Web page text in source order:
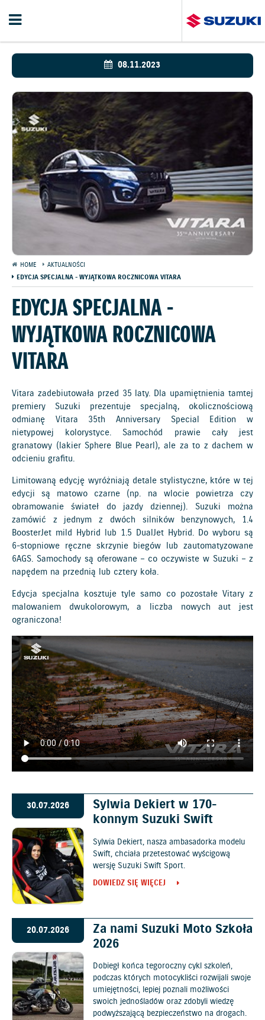
08.11.2023
HOME
AKTUALNOŚCI
EDYCJA SPECJALNA - WYJĄTKOWA ROCZNICOWA VITARA
EDYCJA SPECJALNA -
WYJĄTKOWA ROCZNICOWA
VITARA
Vitara zadebiutowała przed 35 laty. Dla upamiętnienia tamtej
premiery Suzuki prezentuje specjalną, okolicznościową
odmianę Vitara 35th Anniversary Special Edition w
nietypowej kolorystyce. Samochód prawie cały jest
granatowy (lakier Sphere Blue Pearl), ale za to z dachem w
odcieniu grafitu.
Limitowaną edycję wyróżniają detale stylistyczne, które w tej
edycji są matowo czarne (np. na wlocie powietrza czy
obramowanie świateł do jazdy dziennej). Suzuki można
zamówić z jednym z dwóch silników benzynowych, 1.4
BoosterJet mild Hybrid lub 1.5 DualJet Hybrid. Do wyboru są
6-stopniowe ręczne skrzynie biegów lub zautomatyzowane
6AGS. Samochody są oferowane – co oczywiste w Suzuki – z
napędem na przednią lub cztery koła.
Edycja specjalna kosztuje tyle samo co pozostałe Vitary z
malowaniem dwukolorowym, a liczba nowych aut jest
ograniczona!
30.07.2026
Sylwia Dekiert w 170-
konnym Suzuki Swift
Sylwia Dekiert, nasza ambasadorka modelu
Swift, chciała przetestować wyścigową
wersję Suzuki Swift Sport.
DOWIEDZ SIĘ WIĘCEJ
20.07.2026
Za nami Suzuki Moto Szkoła
2026
Dobiegł końca tegoroczny cykl szkoleń,
podczas których motocykliści rozwijali swoje
umiejętności, lepiej poznali możliwości
swoich jednośladów oraz zdobyli wiedzę
podwyższającą bezpieczeństwo na drogach.